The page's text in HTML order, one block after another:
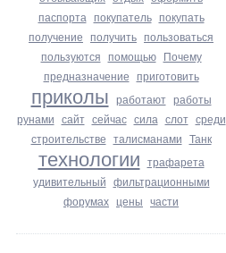
паспорта покупатель покупать
получение получить пользоваться
пользуются помощью Почему
предназначение приготовить
приколы работают работы
рунами сайт сейчас сила слот среди
строительстве талисманами Танк
технологии трафарета
удивительный фильтрационными
форумах цены части